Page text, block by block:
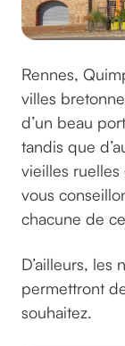
Rennes,
villes
d’un beau
tandis que
vieilles ruelles
vous
chacune de
D’ailleurs, les
permettront
souhaitez.